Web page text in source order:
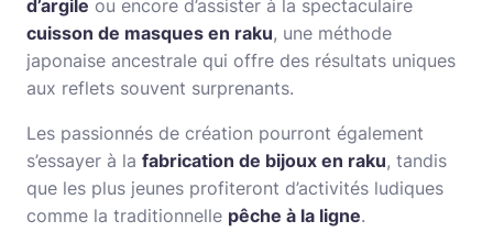
d’argile ou encore d’assister à la spectaculaire
cuisson de masques en raku, une méthode
japonaise ancestrale qui offre des résultats uniques
aux reflets souvent surprenants.
Les passionnés de création pourront également
s’essayer à la fabrication de bijoux en raku, tandis
que les plus jeunes profiteront d’activités ludiques
comme la traditionnelle pêche à la ligne.